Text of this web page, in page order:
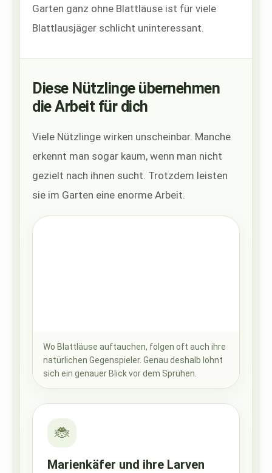
Garten ganz ohne Blattläuse ist für viele
Blattlausjäger schlicht uninteressant.
Diese Nützlinge übernehmen
die Arbeit für dich
Viele Nützlinge wirken unscheinbar. Manche
erkennt man sogar kaum, wenn man nicht
gezielt nach ihnen sucht. Trotzdem leisten
sie im Garten eine enorme Arbeit.
Wo Blattläuse auftauchen, folgen oft auch ihre
natürlichen Gegenspieler. Genau deshalb lohnt
sich ein genauer Blick vor dem Sprühen.
🐞
Marienkäfer und ihre Larven